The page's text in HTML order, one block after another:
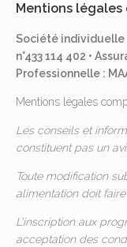
Mentions légales
Société individuelle
n°433 114 402 •
Professionnelle :
Mentions légales
Les conseils et
constituent pas un
Toute modification
alimentation doit faire
L’inscription aux
acceptation des